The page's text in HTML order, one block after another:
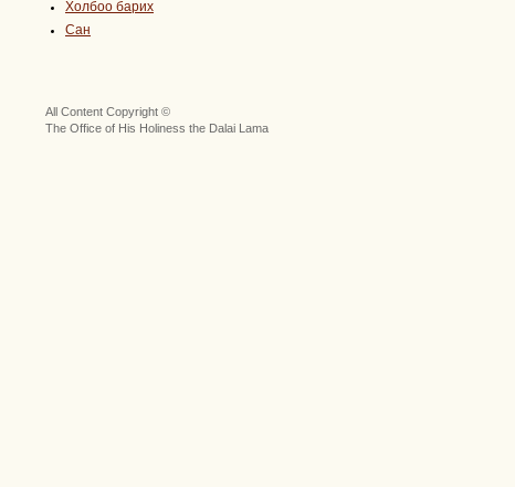
Холбоо барих
Сан
All Content Copyright ©
The Office of His Holiness the Dalai Lama